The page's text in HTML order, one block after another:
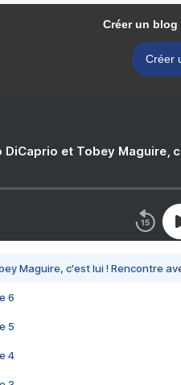
Créer un
Créer
DiCaprio et Tobey Maguire,
Maguire, c'est lui ! Rencontre
6
5
4